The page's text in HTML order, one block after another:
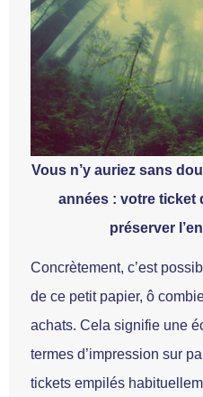
Vous n’y auriez sans
années : votre ticket
préserver
Concrètement, c’est
de ce petit papier, ô
achats. Cela signifie une
termes d’impression sur
tickets empilés